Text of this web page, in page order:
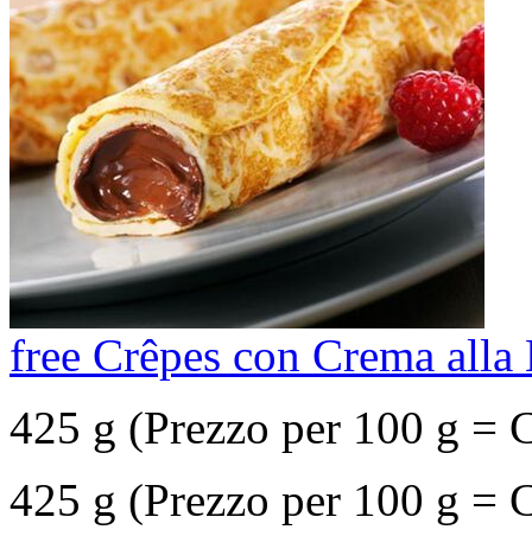
free Crêpes con Crema
425 g (Prezzo per 100 g =
425 g (Prezzo per 100 g =